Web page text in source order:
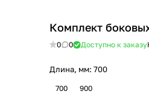
Комплект
0 0 Доступно к заказу
Длина, мм: 700
700 900